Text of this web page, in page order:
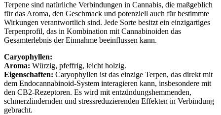
Terpene sind natürliche Verbindungen in Cannabis, die maßgeblich
für das Aroma, den Geschmack und potenziell auch für bestimmte
Wirkungen verantwortlich sind. Jede Sorte besitzt ein einzigartiges
Terpenprofil, das in Kombination mit Cannabinoiden das
Gesamterlebnis der Einnahme beeinflussen kann.
Caryophyllen:
Aroma: Würzig, pfeffrig, leicht holzig.
Eigenschaften: Caryophyllen ist das einzige Terpen, das direkt mit
dem Endocannabinoid-System interagieren kann, insbesondere mit
den CB2-Rezeptoren. Es wird mit entzündungshemmenden,
schmerzlindernden und stressreduzierenden Effekten in Verbindung
gebracht.